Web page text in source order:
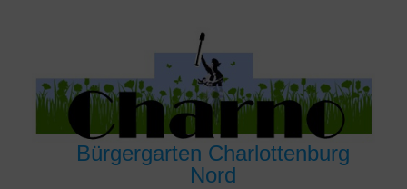
Bürgergarten Charlottenburg
Nord